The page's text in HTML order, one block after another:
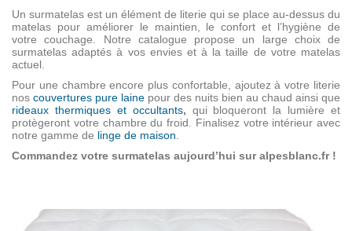
Un surmatelas est un élément de literie qui se place au-dessus du
matelas pour améliorer le maintien, le confort et l’hygiène de
votre couchage. Notre catalogue propose un large choix de
surmatelas adaptés à vos envies et à la taille de votre matelas
actuel.
Pour une chambre encore plus confortable, ajoutez à votre literie
nos couvertures pure laine pour des nuits bien au chaud ainsi que
rideaux thermiques et occultants, qui bloqueront la lumière et
protègeront votre chambre du froid. Finalisez votre intérieur avec
notre gamme de linge de maison
Commandez votre surmatelas aujourd’hui sur alpesblanc.fr !